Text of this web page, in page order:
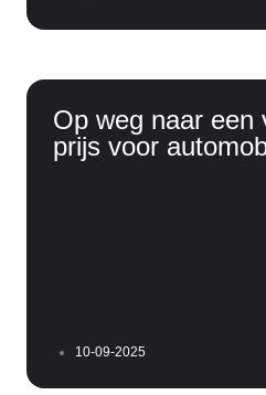
Op weg naar een
prijs voor
10-09-2025